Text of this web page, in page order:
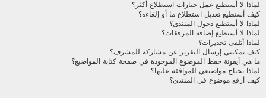
لماذا لا أستطيع عمل خيارات استطلاع أكثر؟
كيف أستطيع تعديل استطلاع ما أو إلغاءه؟
لماذا لا أستطيع دخول المنتدى؟
لماذا لا أستطيع إضافة المرفقات؟
لماذا أتلقى تحذيرات؟
كيف يمكنني إرسال التقرير عن مشاركة للمشرف؟
ما هي أيقونة حفظ الموضوع الموجودة في صفحة كتابة المواضيع؟
لماذا تحتاج مواضيعي للموافقة عليها؟
كيف أرفع موضوع في المنتدى؟